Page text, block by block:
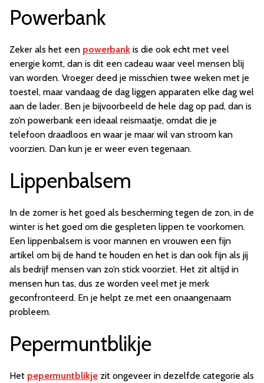
Powerbank
Zeker als het een powerbank is die ook echt met veel
energie komt, dan is dit een cadeau waar veel mensen blij
van worden. Vroeger deed je misschien twee weken met je
toestel, maar vandaag de dag liggen apparaten elke dag wel
aan de lader. Ben je bijvoorbeeld de hele dag op pad, dan is
zo’n powerbank een ideaal reismaatje, omdat die je
telefoon draadloos en waar je maar wil van stroom kan
voorzien. Dan kun je er weer even tegenaan.
Lippenbalsem
In de zomer is het goed als bescherming tegen de zon, in de
winter is het goed om die gespleten lippen te voorkomen.
Een lippenbalsem is voor mannen en vrouwen een fijn
artikel om bij de hand te houden en het is dan ook fijn als jij
als bedrijf mensen van zo’n stick voorziet. Het zit altijd in
mensen hun tas, dus ze worden veel met je merk
geconfronteerd. En je helpt ze met een onaangenaam
probleem.
Pepermuntblikje
Het pepermuntblikje zit ongeveer in dezelfde categorie als